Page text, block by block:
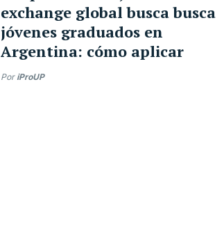
exchange global busca busca
jóvenes graduados en
Argentina: cómo aplicar
Por iProUP